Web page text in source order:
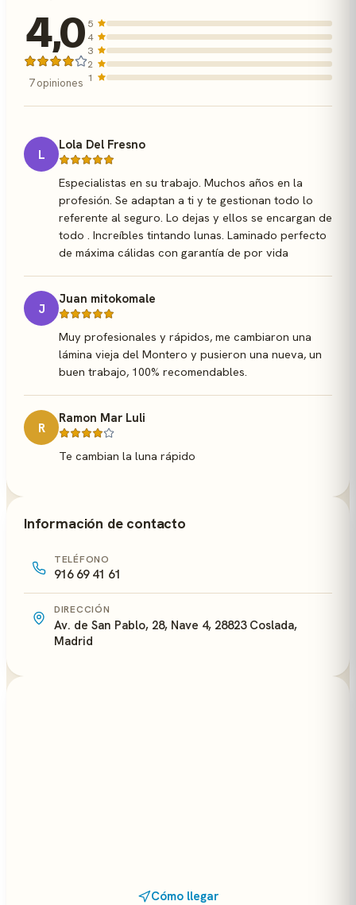
4,0
7 opiniones
5
4
3
2
1
L
Lola Del Fresno
Especialistas en su trabajo. Muchos años en la
profesión. Se adaptan a ti y te gestionan todo lo
referente al seguro. Lo dejas y ellos se encargan de
todo . Increíbles tintando lunas. Laminado perfecto
de máxima cálidas con garantía de por vida
J
Juan mitokomale
Muy profesionales y rápidos, me cambiaron una
lámina vieja del Montero y pusieron una nueva, un
buen trabajo, 100% recomendables.
R
Ramon Mar Luli
Te cambian la luna rápido
Información de contacto
TELÉFONO
916 69 41 61
DIRECCIÓN
Av. de San Pablo, 28, Nave 4, 28823 Coslada,
Madrid
Cómo llegar